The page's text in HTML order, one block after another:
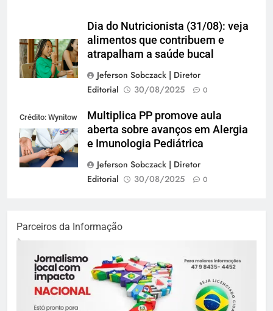
Dia do Nutricionista (31/08): veja
alimentos que contribuem e
atrapalham a saúde bucal
Jeferson Sobczack | Diretor
Editorial
30/08/2025 0
Crédito: Wynitow
Butenas
Multiplica PP promove aula
aberta sobre avanços em Alergia
e Imunologia Pediátrica
Jeferson Sobczack | Diretor
Editorial
30/08/2025 0
Parceiros da Informação